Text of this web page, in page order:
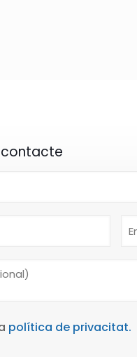
contacte
política de privacitat.